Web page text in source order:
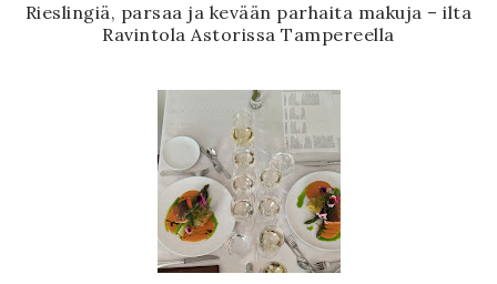
Rieslingiä, parsaa ja kevään parhaita makuja – ilta
Ravintola Astorissa Tampereella